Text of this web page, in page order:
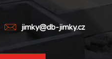
jimky@db-jimky.cz